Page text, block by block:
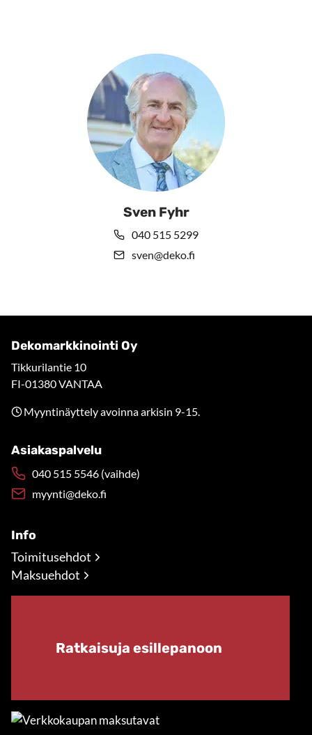
Sven Fyhr
040 515 5299
sven@deko.fi
Dekomarkkinointi Oy
Tikkurilantie 10
FI-01380 VANTAA
Myyntinäyttely avoinna arkisin 9-15.
Asiakaspalvelu
040 515 5546 (vaihde)
myynti@deko.fi
Info
Toimitusehdot
Maksuehdot
Ratkaisuja esillepanoon